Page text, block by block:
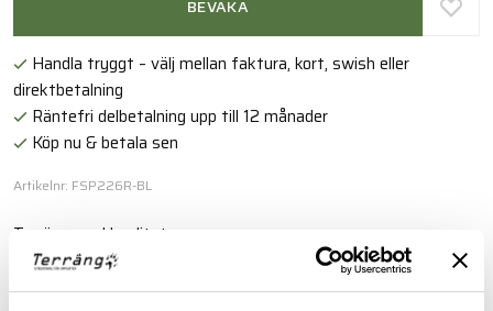
BEVAKA
Handla tryggt – välj mellan faktura, kort, swish eller
direktbetalning
Räntefri delbetalning upp till 12 månader
Köp nu & betala sen
Artikelnr: FSP226R-BL
Torröva med kvalitet.